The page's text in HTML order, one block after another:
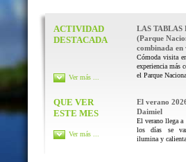
ACTIVIDAD
DESTACADA
LAS TABLAS
(Parque
combinada en
Cómoda visita
experiencia más
el Parque
Ver más ...
QUE VER
ESTE MES
El verano
Daimiel
El verano llega a
los días se
ilumina y calienta
Ver más ...